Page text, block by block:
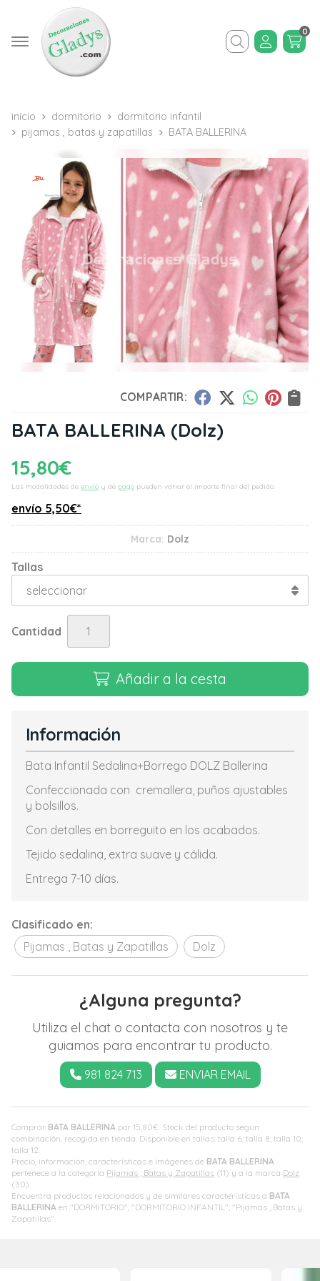
Buscar
0
inicio dormitorio
dormitorio infantil
pijamas , batas y zapatillas
BATA BALLERINA
COMPARTIR:
BATA BALLERINA (Dolz)
15,80€
Las modalidades de envío y de pago pueden variar el importe final del pedido.
envío 5,50€*
Marca: Dolz
Tallas
Cantidad
Añadir a la cesta
Comprar BATA BALLERINA por 15,80€ . Stock del producto según
combinación, recogida en tienda. Disponible en tallas: talla 6; talla 8; talla 10;
talla 12.
Precio, información, características e imágenes de BATA BALLERINA
pertenece a la categoría Pijamas , Batas y Zapatillas (11) y a la marca Dolz
(30).
Encuentra productos relacionados y de similares características a BATA
BALLERINA en "DORMITORIO", "DORMITORIO INFANTIL", "Pijamas , Batas y
Zapatillas".
Información
Bata Infantil Sedalina+Borrego DOLZ Ballerina
Confeccionada con cremallera, puños ajustables
y bolsillos.
Con detalles en borreguito en los acabados.
Tejido sedalina, extra suave y cálida.
Entrega 7-10 días.
Clasificado en:
Pijamas , Batas y Zapatillas
Dolz
¿Alguna pregunta?
Utiliza el chat o contacta con nosotros y te
guiamos para encontrar tu producto.
981 824 713 ENVIAR EMAIL